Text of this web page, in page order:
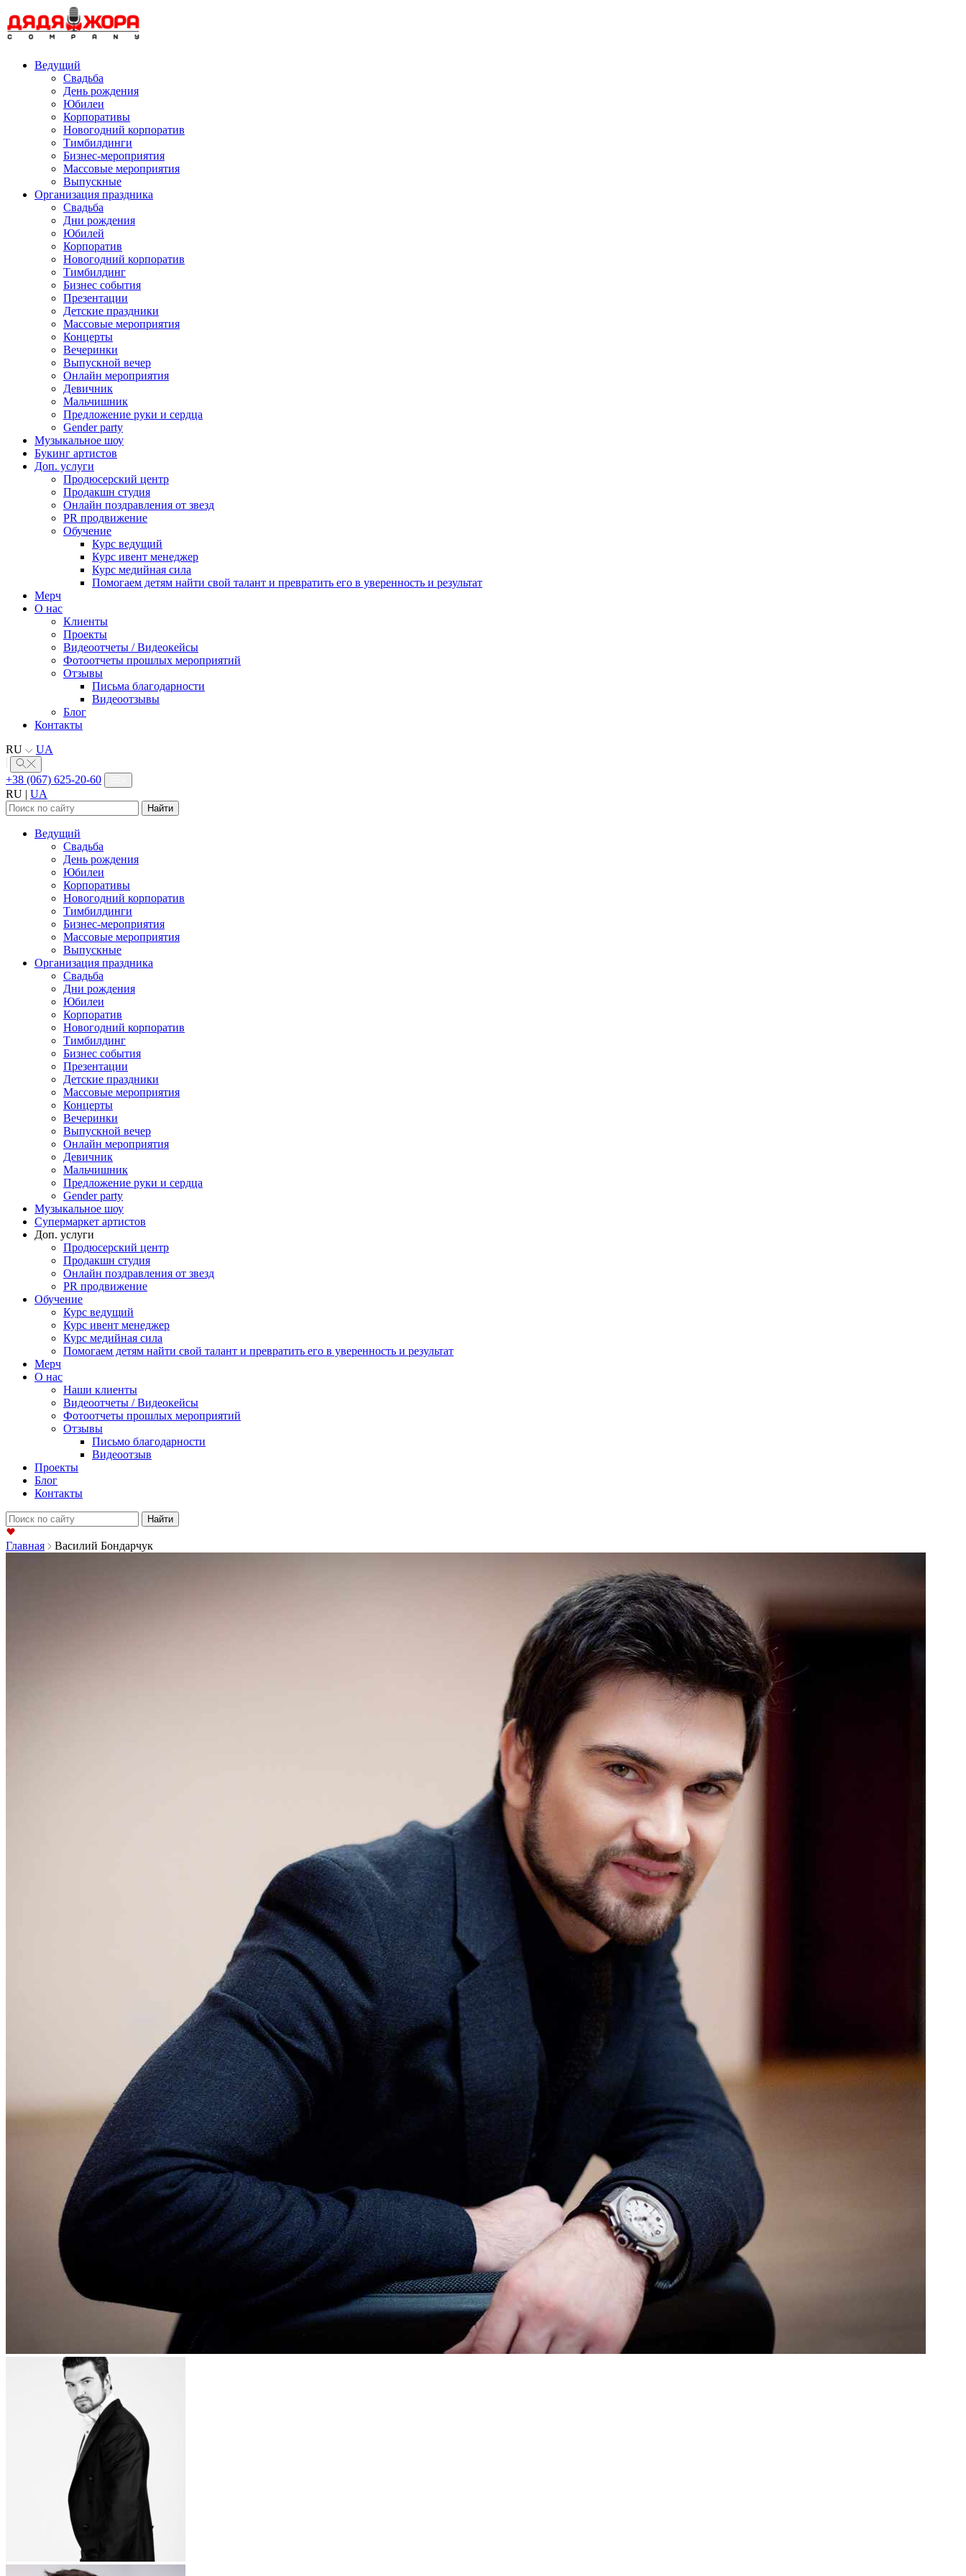
to
content
Ведущий
Свадьба
День рождения
Юбилеи
Корпоративы
Новогодний корпоратив
Тимбилдинги
Бизнес-мероприятия
Массовые мероприятия
Выпускные
Организация праздника
Свадьба
Дни рождения
Юбилей
Корпоратив
Новогодний корпоратив
Тимбилдинг
Бизнес события
Презентации
Детские праздники
Массовые мероприятия
Концерты
Вечеринки
Выпускной вечер
Онлайн мероприятия
Девичник
Мальчишник
Предложение руки и сердца
Gender party
Музыкальное шоу
Букинг артистов
Доп. услуги
Продюсерский центр
Продакшн студия
Онлайн поздравления от звезд
PR продвижение
Обучение
Курс ведущий
Курс ивент менеджер
Курс медийная сила
Помогаем детям найти свой талант и превратить его в уверенность и результат
Мерч
О нас
Клиенты
Проекты
Видеоотчеты / Видеокейсы
Фотоотчеты прошлых мероприятий
Отзывы
Письма благодарности
Видеоотзывы
Блог
Контакты
RU
UA
+38 (067) 625-20-60
RU | UA
Найти:
Ведущий
Свадьба
День рождения
Юбилеи
Корпоративы
Новогодний корпоратив
Тимбилдинги
Бизнес-мероприятия
Массовые мероприятия
Выпускные
Организация праздника
Свадьба
Дни рождения
Юбилеи
Корпоратив
Новогодний корпоратив
Тимбилдинг
Бизнес события
Презентации
Детские праздники
Массовые мероприятия
Концерты
Вечеринки
Выпускной вечер
Онлайн мероприятия
Девичник
Мальчишник
Предложение руки и сердца
Gender party
Музыкальное шоу
Супермаркет артистов
Доп. услуги
Продюсерский центр
Продакшн студия
Онлайн поздравления от звезд
PR продвижение
Обучение
Курс ведущий
Курс ивент менеджер
Курс медийная сила
Помогаем детям найти свой талант и превратить его в уверенность и результат
Мерч
О нас
Наши клиенты
Видеоотчеты / Видеокейсы
Фотоотчеты прошлых мероприятий
Отзывы
Письмо благодарности
Видеоотзыв
Проекты
Блог
Контакты
Найти:
Главная Василий Бондарчук